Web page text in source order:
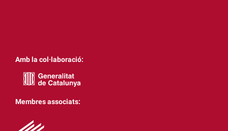
Amb la col·laboració:
Membres associats: